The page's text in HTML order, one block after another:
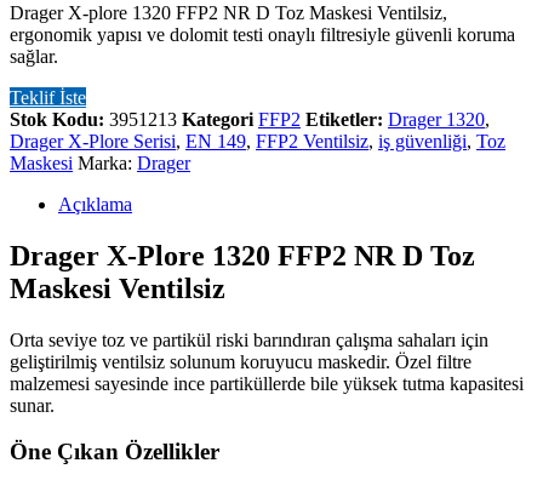
Drager X-plore 1320 FFP2 NR D Toz Maskesi Ventilsiz,
ergonomik yapısı ve dolomit testi onaylı filtresiyle güvenli koruma
sağlar.
Teklif İste
Stok Kodu: 3951213 Kategori FFP2 Etiketler: Drager 1320,
Drager X-Plore Serisi, EN 149, FFP2 Ventilsiz, iş güvenliği, Toz
Maskesi Marka: Drager
Açıklama
Drager X-Plore 1320 FFP2 NR D Toz
Maskesi Ventilsiz
Orta seviye toz ve partikül riski barındıran çalışma sahaları için
geliştirilmiş ventilsiz solunum koruyucu maskedir. Özel filtre
malzemesi sayesinde ince partiküllerde bile yüksek tutma kapasitesi
sunar.
Öne Çıkan Özellikler